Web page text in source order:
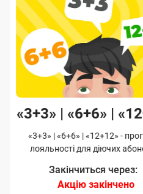
«3+3» | «6+6» |
«3+3» | «6+6» | «12+12» -
лояльності для діючих
Закінчиться через:
Акцію закінчено